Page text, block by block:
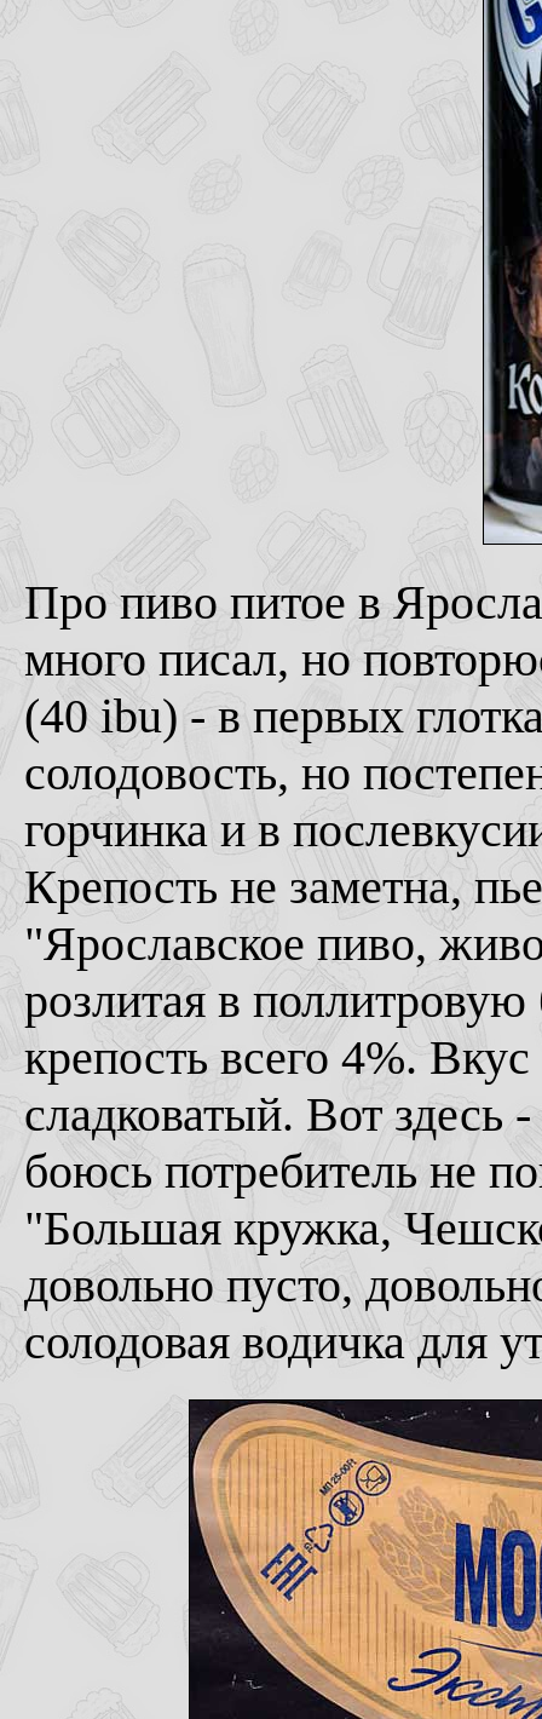
Про пиво питое в
много писал, но
(40 ibu) - в первых
солодовость, но
горчинка и в
Крепость не заметна,
"Ярославское пиво,
розлитая в
крепость всего 4%.
сладковатый. Вот
боюсь потребитель не
"Большая кружка,
довольно пусто,
солодовая водичка для